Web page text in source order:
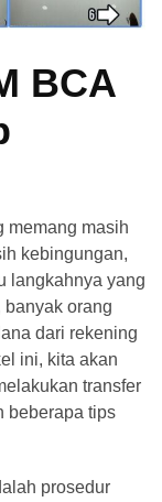
BCA
memang masih
kebingungan,
langkahnya yang
orang
dari rekening
ini, kita akan
transfer
beberapa tips
prosedur